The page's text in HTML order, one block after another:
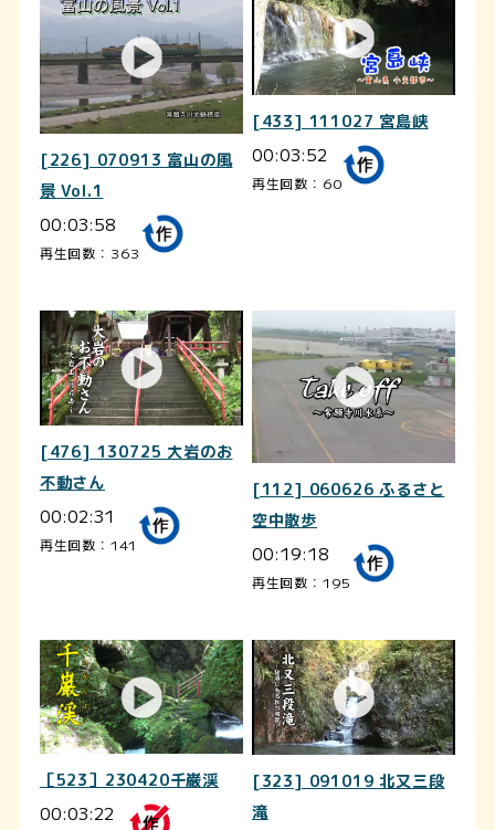
[226] 070913 富山の風
景 Vol.1
00:03:58
再生回数：363
[433] 111027 宮島峡
00:03:52
再生回数：60
[476] 130725 大岩のお
不動さん
00:02:31
再生回数：141
[112] 060626 ふるさと
空中散歩
00:19:18
再生回数：195
［523］230420千巌渓
00:03:22
[323] 091019 北又三段
滝